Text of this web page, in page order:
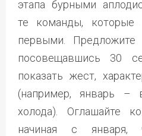
этапа бурными
те команды, которые
первыми.
посовещавшись 30
показать жест,
(например, январь –
холода). Оглашайте
начиная с января,